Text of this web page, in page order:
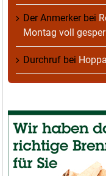
Der Anmerkerbei
Montag voll
Durchruf bei